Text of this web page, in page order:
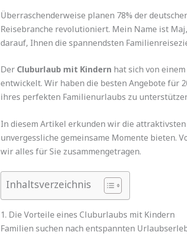
Überraschenderweise planen 78% der
Reisebranche revolutioniert. Mein Name ist
darauf, Ihnen die spannendsten
Der Cluburlaub mit Kindern hat sich von
entwickelt. Wir haben die besten Angebote für
ihres perfekten Familienurlaubs zu
In diesem Artikel erkunden wir die
unvergessliche gemeinsame Momente bieten.
wir alles für Sie zusammengetragen.
Inhaltsverzeichnis
1. Die Vorteile eines Cluburlaubs mit Kindern
Familien suchen nach entspannten